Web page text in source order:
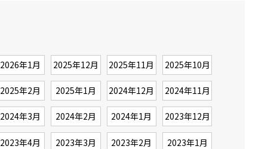
2026年1月 2025年12月 2025年11月 2025年10月
2025年2月 2025年1月 2024年12月 2024年11月
2024年3月 2024年2月 2024年1月 2023年12月
2023年4月 2023年3月 2023年2月 2023年1月